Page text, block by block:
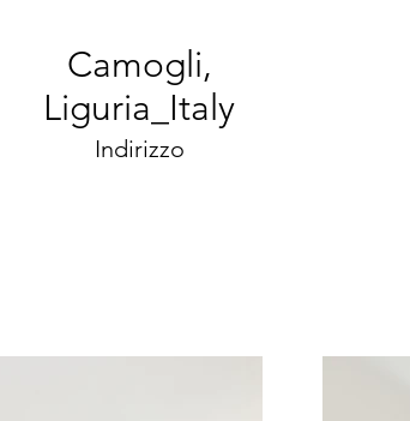
Camogli,
Liguria_Italy
Indirizzo